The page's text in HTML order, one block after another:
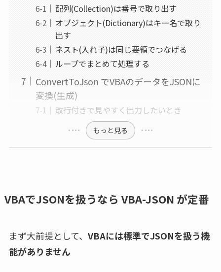
配列(Collection)は番号で取り出す
オブジェクト(Dictionary)はキー名で取り
出す
ネスト(入れ子)は同じ要領でつなげる
ループでまとめて処理する
ConvertToJson でVBAのデータをJSONに
変換(生成)
改行付きで見やすく出力したいとき
もっと見る
VBAでJSONを扱うなら VBA-JSON が定番
まず大前提として、 VBAには標準でJSONを扱う機
能がありません